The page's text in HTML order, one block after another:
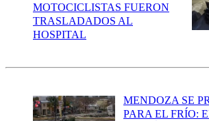
MOTOCICLISTAS FUERON
TRASLADADOS AL
HOSPITAL
MENDOZA SE
PARA EL FRÍO: